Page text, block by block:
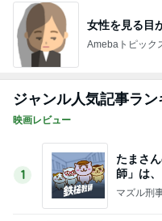
女性を見る目
Amebaトピック
ジャンル人気記事ラン
映画レビュー
1
たまさ
師」は
0話完？
マズル刑